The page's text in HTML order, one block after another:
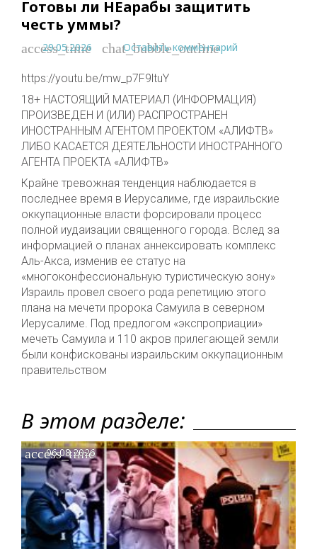
Готовы ли НЕарабы защитить
честь уммы?
access_time
29.05.2026 chat_bubble_outline
Оставить комментарий
https://youtu.be/mw_p7F9ltuY
18+ НАСТОЯЩИЙ МАТЕРИАЛ (ИНФОРМАЦИЯ)
ПРОИЗВЕДЕН И (ИЛИ) РАСПРОСТРАНЕН
ИНОСТРАННЫМ АГЕНТОМ ПРОЕКТОМ «АЛИФТВ»
ЛИБО КАСАЕТСЯ ДЕЯТЕЛЬНОСТИ ИНОСТРАННОГО
АГЕНТА ПРОЕКТА «АЛИФТВ»
Крайне тревожная тенденция наблюдается в
последнее время в Иерусалиме, где израильские
оккупационные власти форсировали процесс
полной иудаизации священного города. Вслед за
информацией о планах аннексировать комплекс
Аль-Акса, изменив ее статус на
«многоконфессиональную туристическую зону»
Израиль провел своего рода репетицию этого
плана на мечети пророка Самуила в северном
Иерусалиме. Под предлогом «экспроприации»
мечеть Самуила и 110 акров прилегающей земли
были конфискованы израильским оккупационным
правительством
В этом разделе:
access_time
06.08.2026